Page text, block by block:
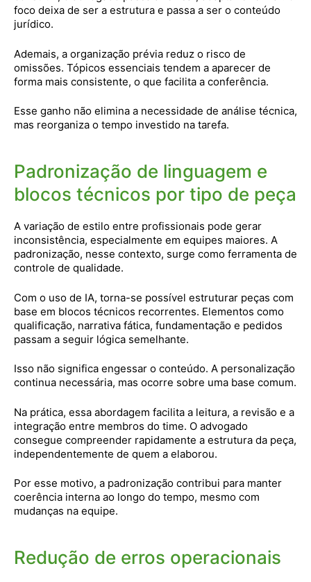
foco deixa de ser a estrutura e passa a ser o conteúdo
jurídico.
Ademais, a organização prévia reduz o risco de
omissões. Tópicos essenciais tendem a aparecer de
forma mais consistente, o que facilita a conferência.
Esse ganho não elimina a necessidade de análise técnica,
mas reorganiza o tempo investido na tarefa.
Padronização de linguagem e
blocos técnicos por tipo de peça
A variação de estilo entre profissionais pode gerar
inconsistência, especialmente em equipes maiores. A
padronização, nesse contexto, surge como ferramenta de
controle de qualidade.
Com o uso de IA, torna-se possível estruturar peças com
base em blocos técnicos recorrentes. Elementos como
qualificação, narrativa fática, fundamentação e pedidos
passam a seguir lógica semelhante.
Isso não significa engessar o conteúdo. A personalização
continua necessária, mas ocorre sobre uma base comum.
Na prática, essa abordagem facilita a leitura, a revisão e a
integração entre membros do time. O advogado
consegue compreender rapidamente a estrutura da peça,
independentemente de quem a elaborou.
Por esse motivo, a padronização contribui para manter
coerência interna ao longo do tempo, mesmo com
mudanças na equipe.
Redução de erros operacionais